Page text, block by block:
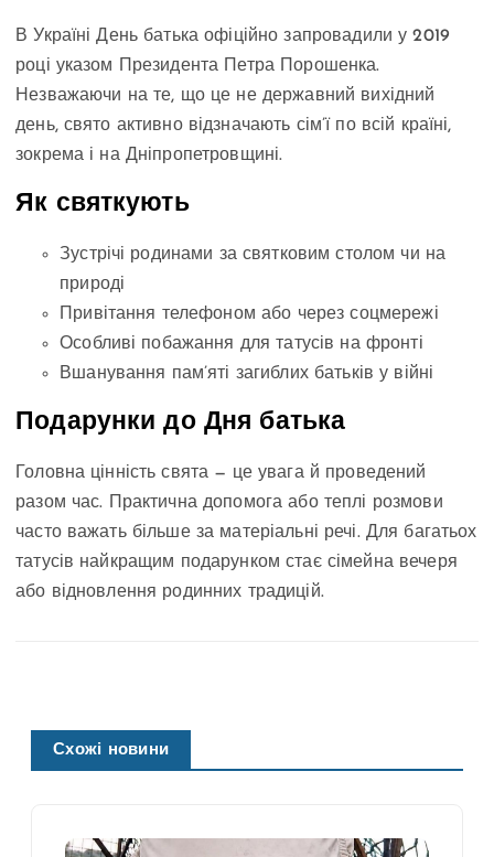
В Україні День батька офіційно запровадили у 2019
році указом Президента Петра Порошенка.
Незважаючи на те, що це не державний вихідний
день, свято активно відзначають сім’ї по всій країні,
зокрема і на Дніпропетровщині.
Як святкують
Зустрічі родинами за святковим столом чи на
природі
Привітання телефоном або через соцмережі
Особливі побажання для татусів на фронті
Вшанування пам’яті загиблих батьків у війні
Подарунки до Дня батька
Головна цінність свята — це увага й проведений
разом час. Практична допомога або теплі розмови
часто важать більше за матеріальні речі. Для багатьох
татусів найкращим подарунком стає сімейна вечеря
або відновлення родинних традицій.
Схожі новини